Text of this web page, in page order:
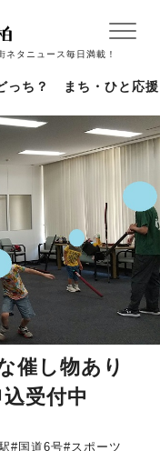
タニュース毎日満載！
っち？ まち・ひと応援
催し物あり
受付中
#国道6号#スポーツ